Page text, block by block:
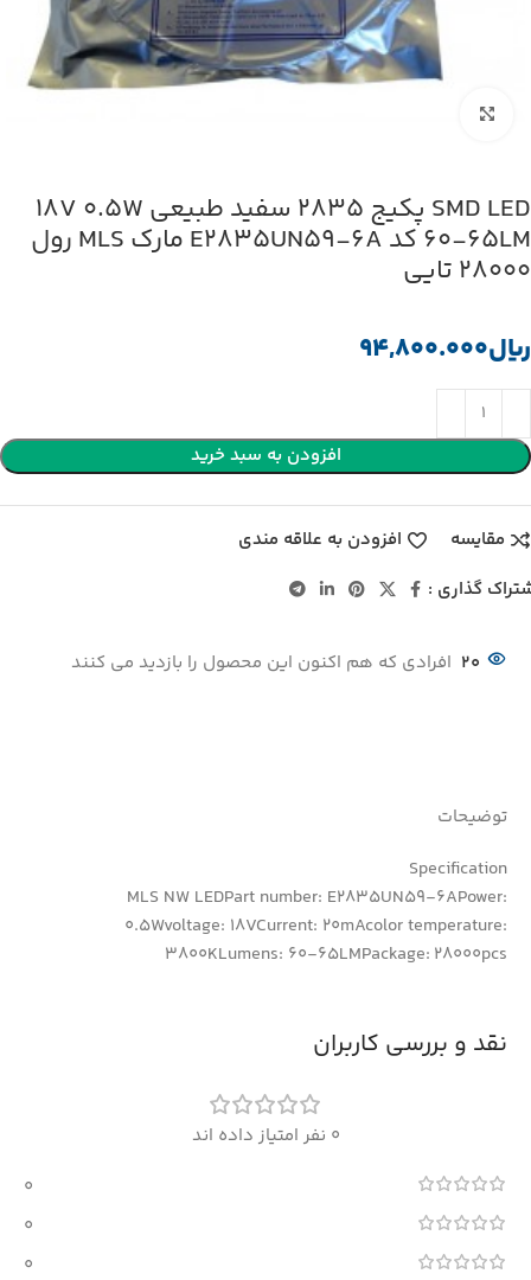
SMD LED پکیج 2835 سفید طبیعی 18V 0.5W
60-65LM کد E2835UN59-6A مارک MLS رول
28000 تایی
﷼
افزودن به سبد خرید
مقایسه
افزودن به علاقه مندی
گذاری :
20 افرادی که هم اکنون این محصول را بازدید می کنند
توضیحات
Specification
MLS NW LEDPart number: E2835UN59-6APower:
0.5Wvoltage: 18VCurrent: 20mAcolor temperature:
3800KLumens: 60-65LMPackage: 28000pcs
نقد و بررسی کاربران
0 نفر امتیاز داده اند
0
0
0